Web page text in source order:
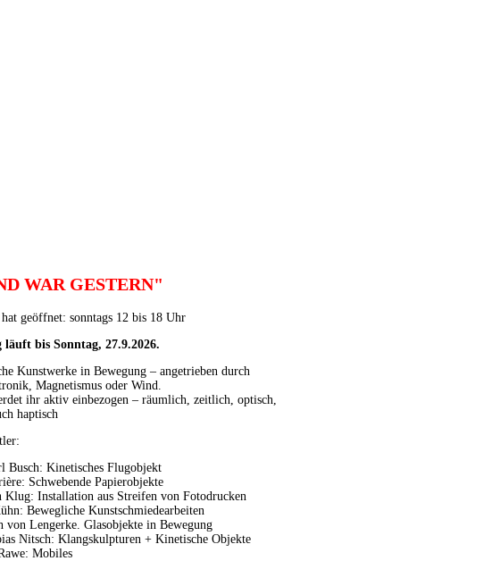
WAR GESTERN"
geöffnet: sonntags 12 bis 18 Uhr
läuft bis Sonntag, 27.9.2026.
Kunstwerke in Bewegung – angetrieben durch
Magnetismus oder Wind.
ihr aktiv einbezogen – räumlich, zeitlich, optisch,
haptisch
Busch: Kinetisches Flugobjekt
Schwebende Papierobjekte
Klug: Installation aus Streifen von Fotodrucken
Bewegliche Kunstschmiedearbeiten
von Lengerke. Glasobjekte in Bewegung
Nitsch: Klangskulpturen + Kinetische Objekte
Mobiles